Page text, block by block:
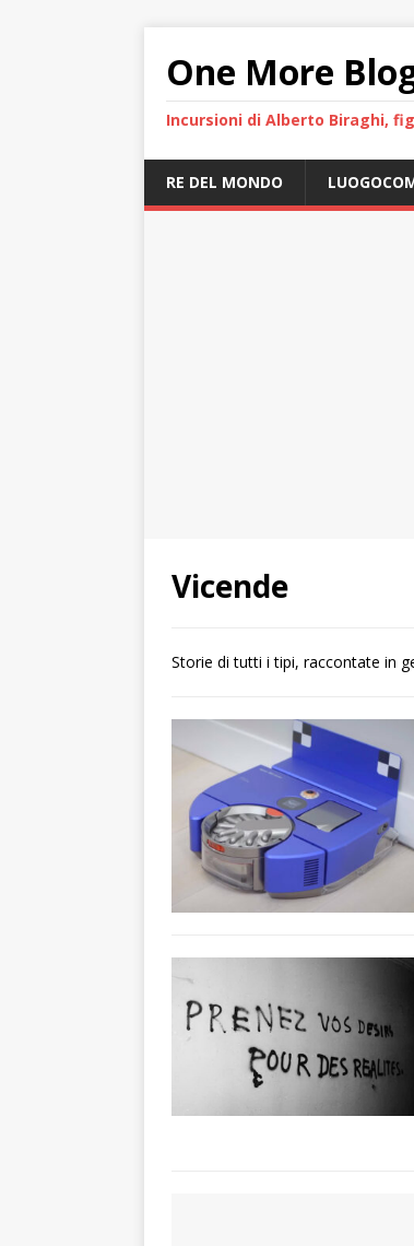
One More
Incursioni di Alberto Biraghi,
RE DEL MONDO
Vicende
Storie di tutti i tipi, raccontate in